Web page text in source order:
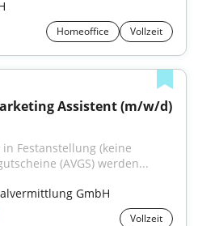
Homeoffice Vollzeit
Assistent (m/w/d)
in Festanstellung (keine
(AVGS) werden...
GmbH
Vollzeit